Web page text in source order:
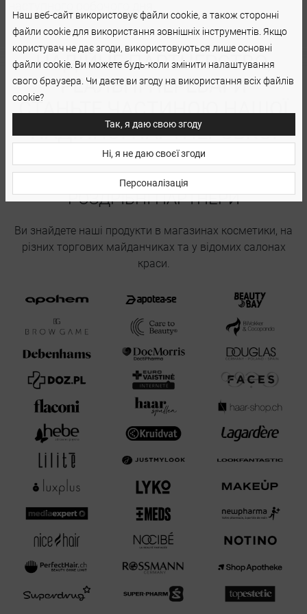
НАДІЙНЕ ПАРТНЕРСТВО,
РЕАЛЬНІ ПЕРЕВАГИ
СТАНЬТЕ ЧАСТИНОЮ НАШОЇ
НАДІЙНОЇ ПАРТНЕРСЬКОЇ
МЕРЕЖІ.
РОЗДРІБНІ ПАРТНЕРИ
Ви знайдете наші продукти в магазинах косметики, на
різних торгових майданчиках та у відомих салонах
краси.
Наш веб-сайт використовує файли cookie, а також сторонні
файли cookie для використання зовнішніх інструментів. Якщо
користувач не дає згоди, використовуються лише основні
файли cookie. Ви можете будь-коли змінити налаштування
свого браузера. Чи даєте ви згоду на використання всіх файлів
cookie?
Так, я даю свою згоду
Ні, я не даю своєї згоди
Персоналізація